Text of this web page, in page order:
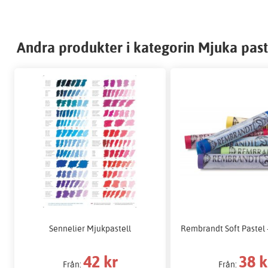
Andra produkter i kategorin Mjuka
Sennelier Mjukpastell
Från: 42 kr
Rembrandt Soft
Från: 38